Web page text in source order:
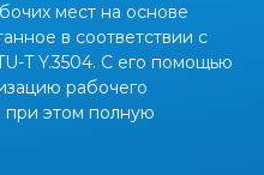
мест на основе
в соответствии с
T Y.3504. С его помощью
рабочего
при этом полную